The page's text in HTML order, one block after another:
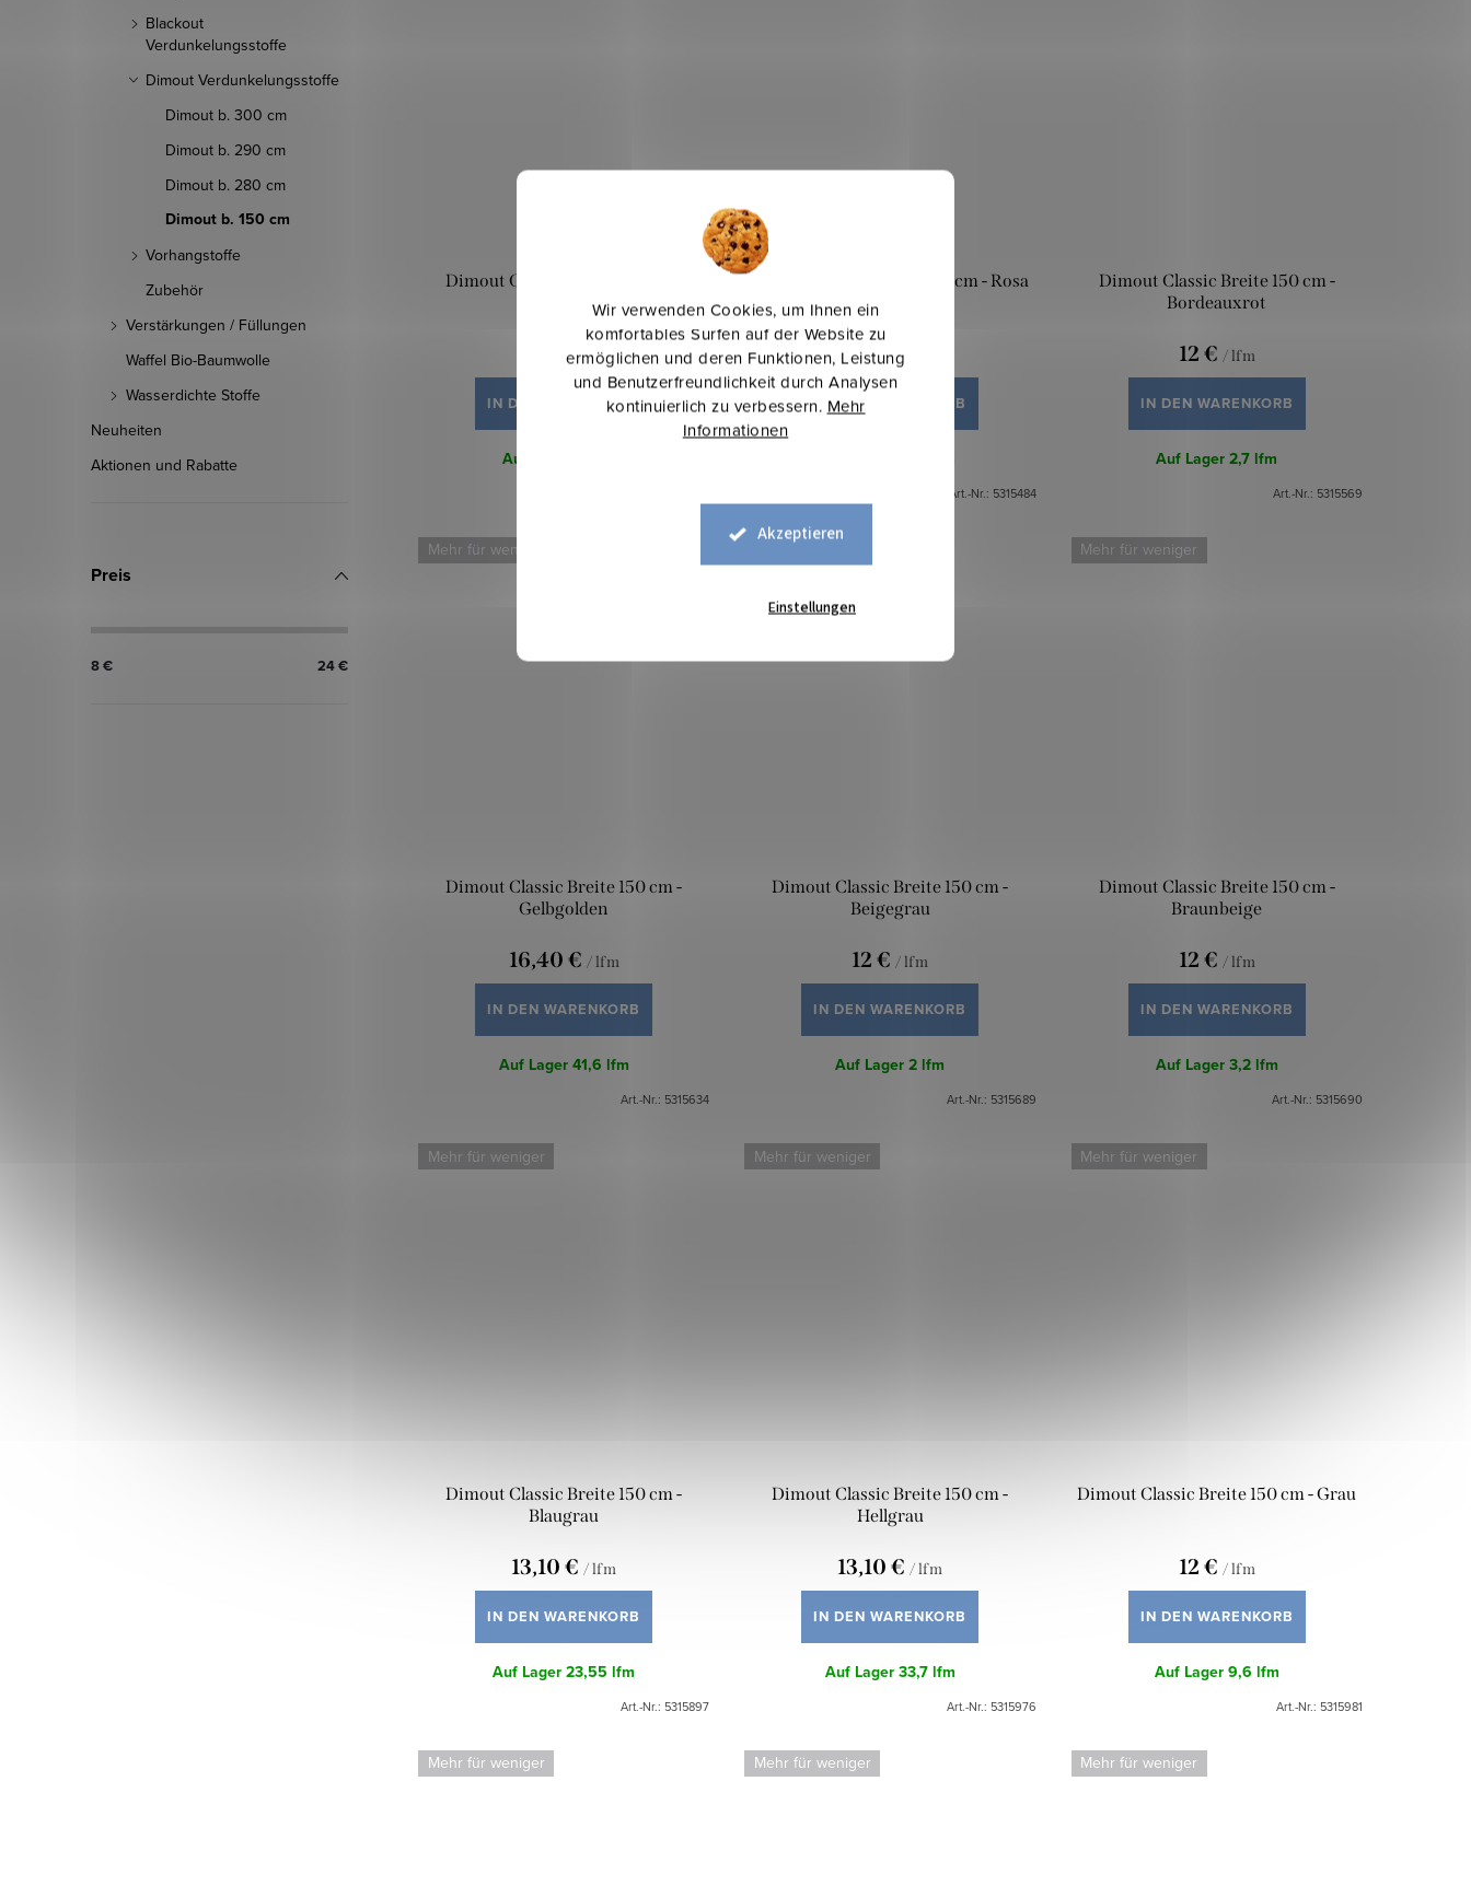
Wir verwenden Cookies, um Ihnen ein
komfortables Surfen auf der Website zu
ermöglichen und deren Funktionen, Leistung
und Benutzerfreundlichkeit durch Analysen
kontinuierlich zu verbessern. Mehr
Informationen
Akzeptieren
Einstellungen
Blackout
Verdunkelungsstoffe
Dimout Verdunkelungsstoffe
Dimout b. 300 cm
Dimout b. 290 cm
Dimout b. 280 cm
Dimout b. 150 cm
Vorhangstoffe
Zubehör
Verstärkungen / Füllungen
Waffel Bio-Baumwolle
Wasserdichte Stoffe
Neuheiten
Aktionen und Rabatte
Preis
8€ 24€
Dimout Classic Breite 150 cm -
lilagrau
12 €/ lfm
IN DEN WARENKORB
Auf Lager
Dimout Classic Breite 150 cm - Rosa
15,30 €
IN DEN WARENKORB
Art.-Nr.: 5315484
Dimout Classic Breite 150 cm -
Bordeauxrot
12 € / lfm
IN DEN WARENKORB
Auf Lager2,7 lfm
Art.-Nr.: 5315569
Mehr für weniger
Dimout Classic Breite 150 cm -
Gelbgolden
16,40 € / lfm
IN DEN WARENKORB
Auf Lager41,6 lfm
Art.-Nr.: 5315634
Mehr für weniger
Dimout Classic Breite 150 cm -
Beigegrau
12 €/ lfm
IN DEN WARENKORB
Auf Lager2 lfm
Art.-Nr.: 5315689
Mehr für weniger
Dimout Classic Breite 150 cm -
Braunbeige
12 € / lfm
IN DEN WARENKORB
Auf Lager3,2 lfm
Art.-Nr.: 5315690
Mehr für weniger
Dimout Classic Breite 150 cm -
Blaugrau
13,10 € / lfm
IN DEN WARENKORB
Auf Lager23,55 lfm
Art.-Nr.: 5315897
Mehr für weniger
Dimout Classic Breite 150 cm -
Hellgrau
13,10 € / lfm
IN DEN WARENKORB
Auf Lager33,7 lfm
Art.-Nr.: 5315976
Mehr für weniger
Dimout Classic Breite 150 cm - Grau
12 € / lfm
IN DEN WARENKORB
Auf Lager9,6 lfm
Art.-Nr.: 5315981
Mehr für weniger Mehr für weniger Mehr für weniger